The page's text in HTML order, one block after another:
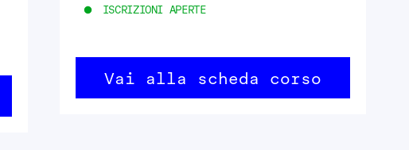
ISCRIZIONI APERTE
Vai alla scheda corso